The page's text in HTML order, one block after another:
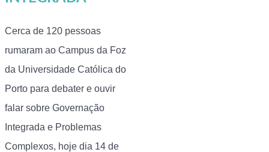
Cerca de 120 pessoas
rumaram ao Campus da Foz
da Universidade Católica do
Porto para debater e ouvir
falar sobre Governação
Integrada e Problemas
Complexos, hoje dia 14 de